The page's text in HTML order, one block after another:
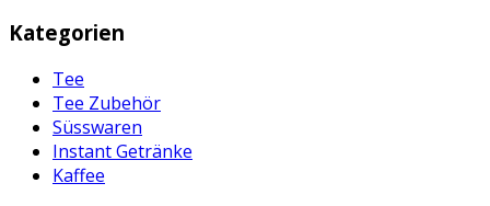
Kategorien
Tee
Tee Zubehör
Süsswaren
Instant Getränke
Kaffee